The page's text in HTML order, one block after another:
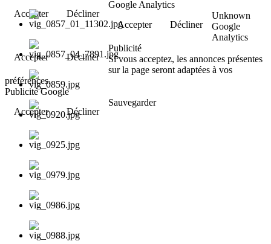
Accepter
Décliner
Google Analytics
Accepter
Décliner
Unknown
Google
Analytics
Accepter
Décliner
Publicité
Si vous acceptez, les annonces présentes
sur la page seront adaptées à vos
préférences.
Publicité Google
Accepter
Décliner
Sauvegarder